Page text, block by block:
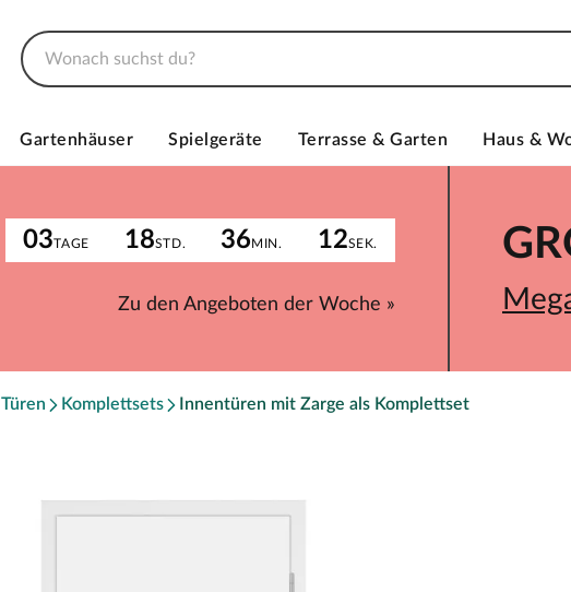
Gartenhäuser Spielgeräte Terrasse & Garten Haus &
03TAGE 18STD. 36MIN. 12SEK.
Zu den Angeboten der Woche »
Türen Komplettsets Innentüren mit Zarge als Komplettset